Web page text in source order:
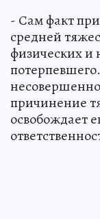
- Сам факт
средней
физических и
причинение
освобождает